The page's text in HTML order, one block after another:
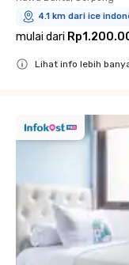
4.1 km dari ice
mulai dari
Lihat info lebih